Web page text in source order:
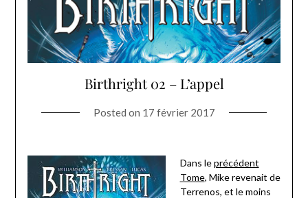
Birthright 02 – L’appel
Posted on 17 février 2017
Dans leprécédent
Tome, Mike revenait de
Terrenos, et le moins